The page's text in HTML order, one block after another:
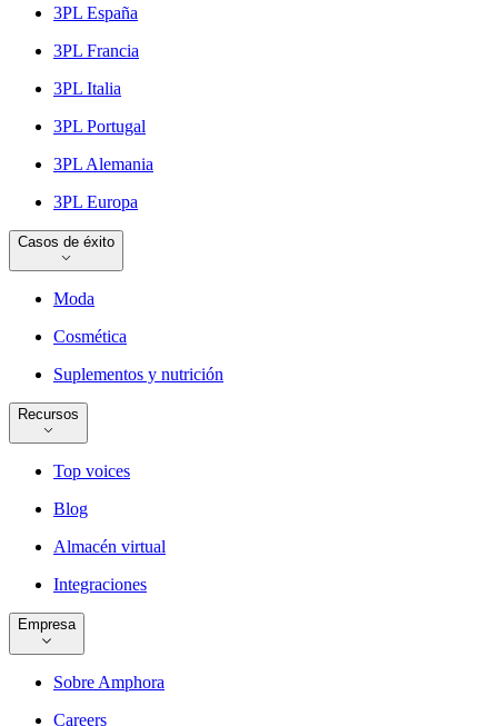
3PL España
3PL Francia
3PL Italia
3PL Portugal
3PL Alemania
3PL Europa
Casos de éxito
Moda
Cosmética
Suplementos y nutrición
Recursos
Top voices
Blog
Almacén virtual
Integraciones
Empresa
Sobre Amphora
Careers